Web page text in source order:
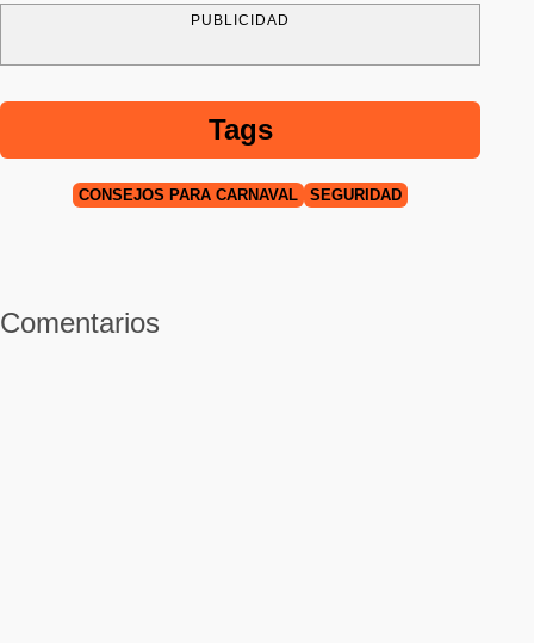
PUBLICIDAD
Tags
CONSEJOS PARA CARNAVAL SEGURIDAD
Comentarios